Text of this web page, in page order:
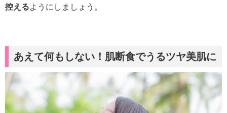
控えるようにしましょう。
あえて何もしない！肌断食でうるツヤ美肌に